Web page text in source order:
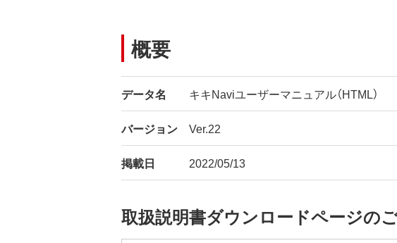
概要
データ名 キキNaviユーザーマニュアル（HTML）
バージョン Ver.22
掲載日 2022/05/13
取扱説明書ダウンロードページの